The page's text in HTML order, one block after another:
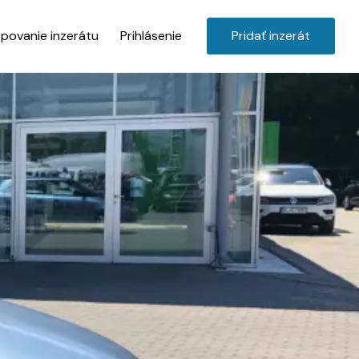
inzerátu Prihlásenie Pridať inzerát